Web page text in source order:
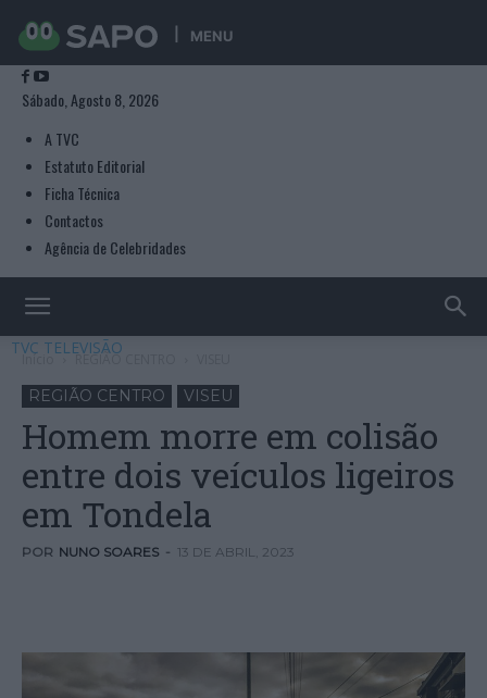
MENU
Sábado, Agosto 8, 2026
A TVC
Estatuto Editorial
Ficha Técnica
Contactos
Agência de Celebridades
TVC TELEVISÃO
Início REGIÃO CENTRO
REGIÃO CENTRO VISEU
Homem morre em colisão
entre dois veículos ligeiros
em Tondela
POR NUNO SOARES - 13 DE ABRIL, 2023